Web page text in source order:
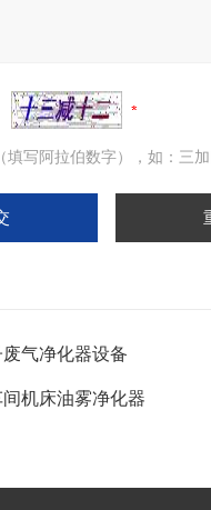
填写阿拉伯数字），如：三
气净化器设备
机床油雾净化器